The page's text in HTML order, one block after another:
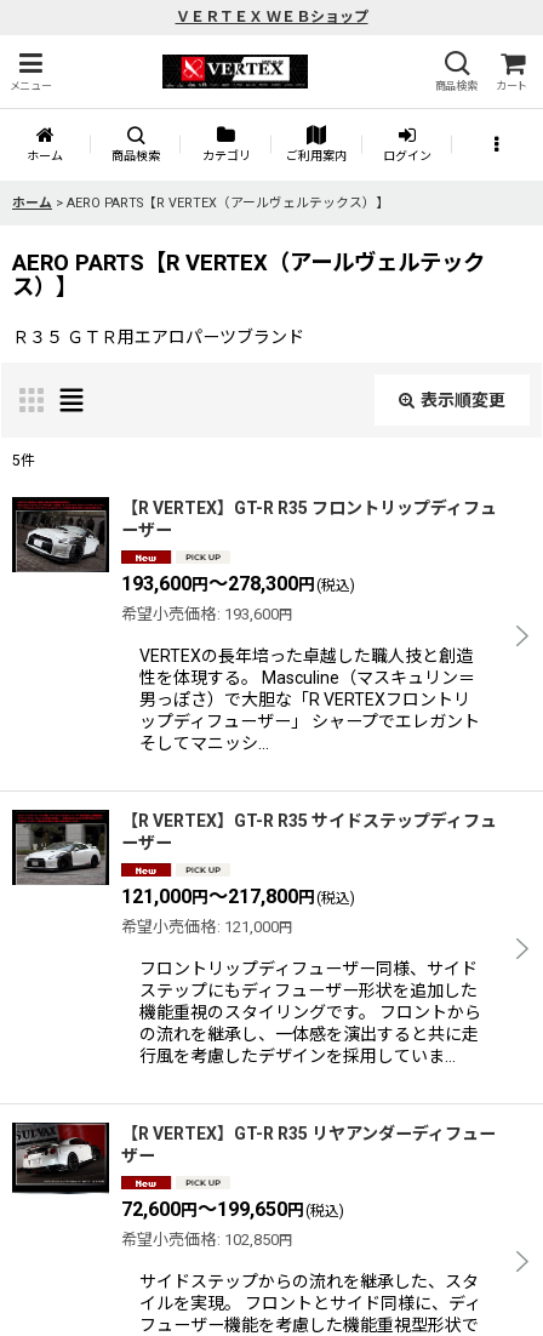
ＶＥＲＴＥＸ ＷＥＢショップ
メニュー 商品検索 カート
ホーム 商品検索 カテゴリ ご利用案内 ログイン
ホーム > AERO PARTS【R VERTEX（アールヴェルテックス）】
AERO PARTS【R VERTEX（アールヴェルテック
ス）】
Ｒ３５ ＧＴＲ用エアロパーツブランド
表示順変更
表示数:
並び順:
絞り込む
5件
【R VERTEX】GT-R R35 フロントリップディフュ
ーザー
193,600円～278,300円 (税込)
希望小売価格: 193,600円
VERTEXの長年培った卓越した職人技と創造
性を体現する。 Masculine（マスキュリン＝
男っぽさ）で大胆な「R VERTEXフロントリ
ップディフューザー」 シャープでエレガント
そしてマニッシ…
【R VERTEX】GT-R R35 サイドステップディフュ
ーザー
121,000円～217,800円 (税込)
希望小売価格: 121,000円
フロントリップディフューザー同様、サイド
ステップにもディフューザー形状を追加した
機能重視のスタイリングです。 フロントから
の流れを継承し、一体感を演出すると共に走
行風を考慮したデザインを採用していま…
【R VERTEX】GT-R R35 リヤアンダーディフュー
ザー
72,600円～199,650円 (税込)
希望小売価格: 102,850円
サイドステップからの流れを継承した、スタ
イルを実現。 フロントとサイド同様に、ディ
フューザー機能を考慮した機能重視型形状で